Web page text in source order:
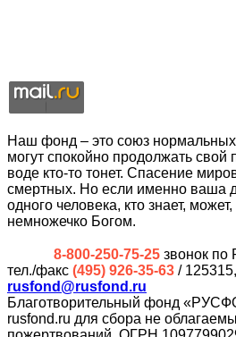
Наш фонд – это союз
могут спокойно продолжать свой
воде кто-то тонет. Спасение
смертных. Но если именно ваша
одного человека, кто знает,
немножечко Богом.
8-800-250-75-25 звонок по
тел./факс (495) 926-35-63 /
rusfond@rusfond.ru
Благотворительный фонд
rusfond.ru для сбора не